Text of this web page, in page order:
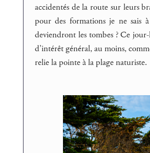
accidentés de la route sur leurs
pour des formations je ne
deviendront les tombes ? Ce
d’intérêt général, au moins,
relie la pointe à la plage naturiste.